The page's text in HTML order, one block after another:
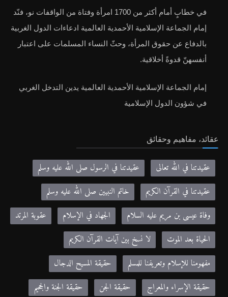
في خطابٍ أمام أكثر من 1700 امرأة وفتاة من الواقفات نو، فنّد
إمام الجماعة الإسلامية الأحمدية العالمية ادعاءات الدول الغربية
بالدفاع عن حقوق المرأة، وحثّ النساء المسلمات على اعتبار
أنفسهنّ قدوةً أخلاقية.
إمام الجماعة الإسلامية الأحمدية العالمية يدين التدخل الغربي
في شؤون الدول الإسلامية
عقائد، مفاهيم وحقائق
عقيدتنا في الله تعالى
عقيدتنا في الرسول صلى الله عليه وسلم
عقيدتنا في القرآن الكريم
خاتم النبيين صلى الله عليه وسلم
وفاة عيسى بن مريم عليه السلام
الجهاد في الإسلام
عقوبة المرتد
الحياة بعد الموت
لا نسخ بين آيات القرآن الكريم
مفهومنا للإسلام وتعريفنا للمسلم
حقيقة المسيح الدجال
حقيقة الإسراء والمعراج
حقيقة الجن حقيقة الجنة والجحيم